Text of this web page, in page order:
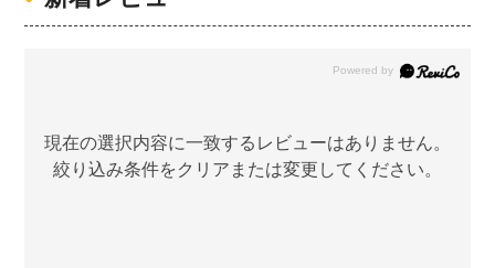
現在の選択内容に一致するレビューはありません。
絞り込み条件をクリアまたは変更してください。